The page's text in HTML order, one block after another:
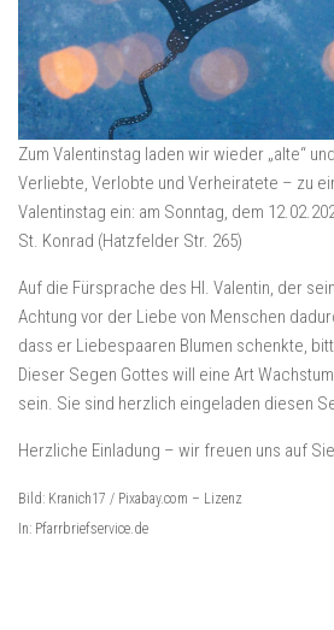
Zum Valentinstag laden wir wieder „alte“
Verliebte, Verlobte und Verheiratete – zu
Valentinstag ein: am Sonntag, dem
St. Konrad (Hatzfelder Str. 265)
Auf die Fürsprache des Hl. Valentin, der
Achtung vor der Liebe von Menschen
dass er Liebespaaren Blumen schenkte,
Dieser Segen Gottes will eine Art
sein. Sie sind herzlich eingeladen diesen
Herzliche Einladung – wir freuen uns auf
Bild: Kranich17 / Pixabay.com – Lizenz
In: Pfarrbriefservice.de